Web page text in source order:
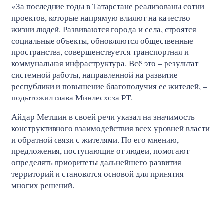
«За последние годы в Татарстане реализованы сотни
проектов, которые напрямую влияют на качество
жизни людей. Развиваются города и села, строятся
социальные объекты, обновляются общественные
пространства, совершенствуется транспортная и
коммунальная инфраструктура. Всё это – результат
системной работы, направленной на развитие
республики и повышение благополучия ее жителей, –
подытожил глава Минлесхоза РТ.
Айдар Метшин в своей речи указал на значимость
конструктивного взаимодействия всех уровней власти
и обратной связи с жителями. По его мнению,
предложения, поступающие от людей, помогают
определять приоритеты дальнейшего развития
территорий и становятся основой для принятия
многих решений.